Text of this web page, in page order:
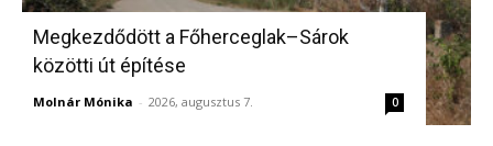
Megkezdődött a Főherceglak–Sárok
közötti út építése
Molnár Mónika - 2026, augusztus 7. 0